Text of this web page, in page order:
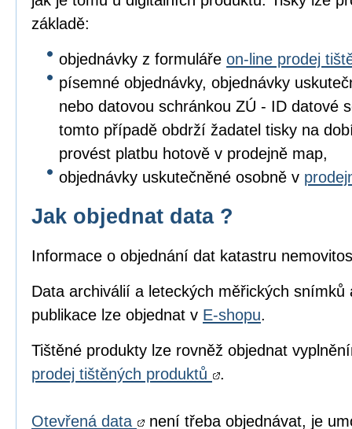
základě:
objednávky z formuláře on-line prodej
písemné objednávky, objednávky
nebo datovou schránkou ZÚ - ID datové
tomto případě obdrží žadatel tisky na
provést platbu hotově v prodejně map,
objednávky uskutečněné osobně v
Jak objednat data ?
Informace o objednání dat katastru
Data archiválií a leteckých měřických
publikace lze objednat v E-shopu.
Tištěné produkty lze rovněž objednat
prodej tištěných produktů
.
Otevřená data
není třeba objednávat, je